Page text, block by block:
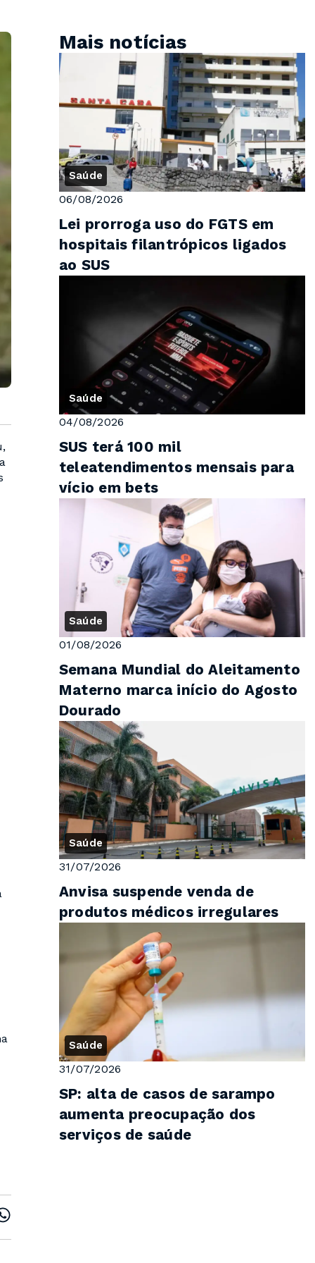
Mais notícias
Saúde
06/08/2026
Lei prorroga uso do FGTS em
hospitais filantrópicos ligados
ao SUS
Saúde
04/08/2026
SUS terá 100 mil
teleatendimentos mensais para
vício em bets
Saúde
01/08/2026
Semana Mundial do Aleitamento
Materno marca início do Agosto
Dourado
Saúde
31/07/2026
Anvisa suspende venda de
produtos médicos irregulares
Saúde
31/07/2026
SP: alta de casos de sarampo
aumenta preocupação dos
serviços de saúde